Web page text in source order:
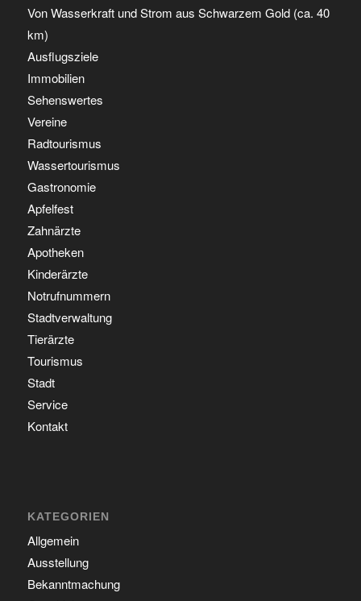
Von Wasserkraft und Strom aus Schwarzem Gold (ca. 40
km)
Ausflugsziele
Immobilien
Sehenswertes
Vereine
Radtourismus
Wassertourismus
Gastronomie
Apfelfest
Zahnärzte
Apotheken
Kinderärzte
Notrufnummern
Stadtverwaltung
Tierärzte
Tourismus
Stadt
Service
Kontakt
KATEGORIEN
Allgemein
Ausstellung
Bekanntmachung